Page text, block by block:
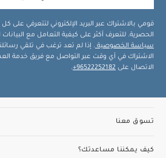
قومي بالاشتراك عبر البريد الإلكتروني لتتعرفي على
الحصرية. للتعرف أكثر على كيفية التعامل مع
سياسة الخصوصية . إذا لم تعد ترغب في تلقي
الاشتراك في أي وقت عبر التواصل مع فريق خدمة
الاتصال على 96522252182+
.
تسوق معنا
كيف يمكننا مساعدتك؟